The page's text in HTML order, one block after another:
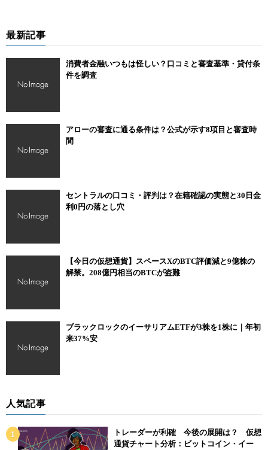
最新記事
消費者金融いつもは怪しい？口コミと審査基準・貸付条
件を調査
アローの審査に通る条件は？公式が示す8項目と審査時
間
セントラルの口コミ・評判は？在籍確認の実態と30日金
利0円の落とし穴
【今日の仮想通貨】スペースXのBTC評価減と9億株の
解禁。208億円相当のBTCが盗難
ブラックロックのイーサリアムETFが3株を1株に｜年初
来37%安
人気記事
トレーダーが利確 今後の展開は？ 仮想
通貨チャート分析：ビットコイン・イー